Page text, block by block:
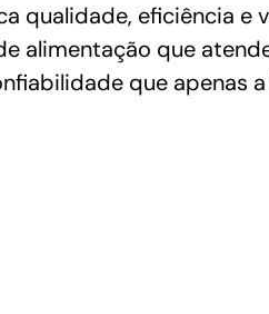
qualidade, eficiência e
alimentação que
que apenas a